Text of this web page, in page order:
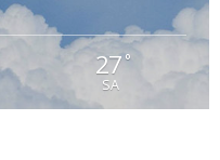
27°
SA